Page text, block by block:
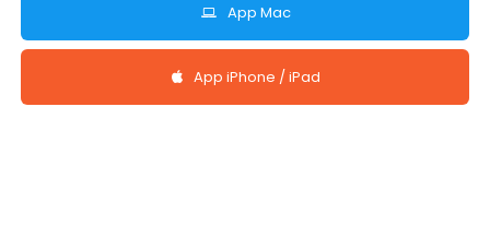
App Mac
App iPhone / iPad